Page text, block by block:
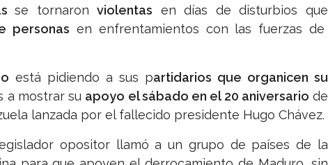
se tornaronviolentas en días de disturbios que
personas en enfrentamientos con las fuerzas de
está pidiendo a sus partidarios que organicen su
a mostrar su apoyo el sábado en el 20 aniversario de
lanzada por el fallecido presidente Hugo Chávez.
opositor llamó a un grupo de países de la